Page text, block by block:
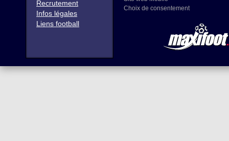
Recrutement
Infos légales
Liens football
Choix de consentement